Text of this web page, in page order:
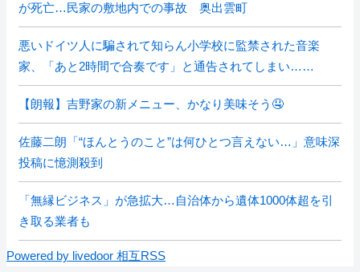
が死亡…民家の敷地内での事故 奥出雲町
悪いドイツ人に騙されて知らん小学校に監禁された音楽
家、「あと2時間で合奏です」と通告されてしまい……
【朗報】吉野家の新メニュー、かなり美味そう🤤
佐藤二朗「“ほんとうのこと”は何ひとつ言えない…」意味深
投稿に憶測殺到
「無縁ビジネス」が急拡大…自治体から遺体1000体超を引
き取る業者も
Powered by livedoor 相互RSS